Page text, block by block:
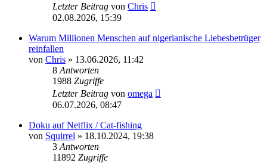
Letzter Beitrag von Chris
02.08.2026, 15:39
Warum Millionen Menschen auf nigerianische Liebesbetrüger
reinfallen
von Chris » 13.06.2026, 11:42
8 Antworten
1988 Zugriffe
Letzter Beitrag von omega
06.07.2026, 08:47
Doku auf Netflix / Cat-fishing
von Squirrel » 18.10.2024, 19:38
3 Antworten
11892 Zugriffe